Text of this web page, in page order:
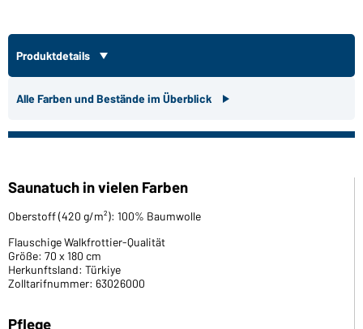
Produktdetails
Alle Farben und Bestände im Überblick
Saunatuch in vielen Farben
Oberstoff (420 g/m²): 100% Baumwolle
Flauschige Walkfrottier-Qualität
Größe: 70 x 180 cm
Herkunftsland: Türkiye
Zolltarifnummer: 63026000
Pflege